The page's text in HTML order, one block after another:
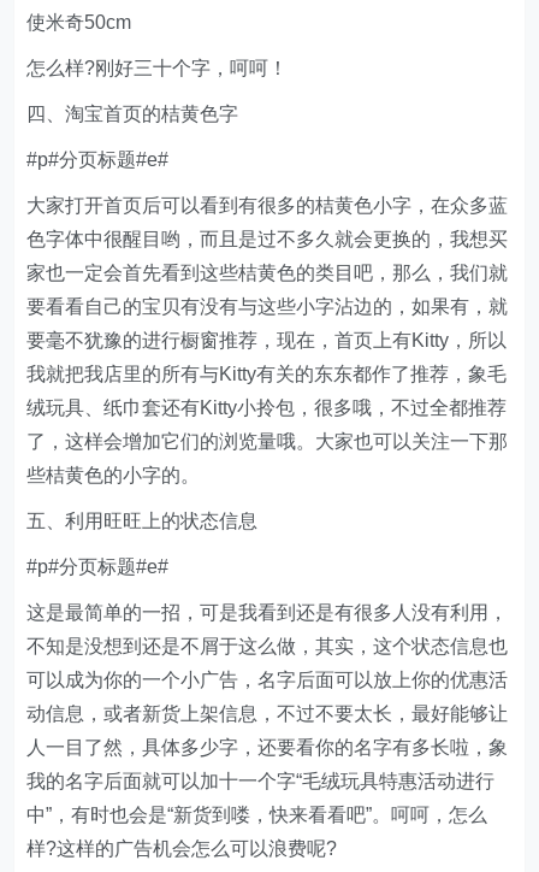
使米奇50cm
怎么样?刚好三十个字，呵呵！
四、淘宝首页的桔黄色字
#p#分页标题#e#
大家打开首页后可以看到有很多的桔黄色小字，在众多蓝
色字体中很醒目哟，而且是过不多久就会更换的，我想买
家也一定会首先看到这些桔黄色的类目吧，那么，我们就
要看看自己的宝贝有没有与这些小字沾边的，如果有，就
要毫不犹豫的进行橱窗推荐，现在，首页上有Kitty，所以
我就把我店里的所有与Kitty有关的东东都作了推荐，象毛
绒玩具、纸巾套还有Kitty小拎包，很多哦，不过全都推荐
了，这样会增加它们的浏览量哦。大家也可以关注一下那
些桔黄色的小字的。
五、利用旺旺上的状态信息
#p#分页标题#e#
这是最简单的一招，可是我看到还是有很多人没有利用，
不知是没想到还是不屑于这么做，其实，这个状态信息也
可以成为你的一个小广告，名字后面可以放上你的优惠活
动信息，或者新货上架信息，不过不要太长，最好能够让
人一目了然，具体多少字，还要看你的名字有多长啦，象
我的名字后面就可以加十一个字“毛绒玩具特惠活动进行
中”，有时也会是“新货到喽，快来看看吧”。呵呵，怎么
样?这样的广告机会怎么可以浪费呢?